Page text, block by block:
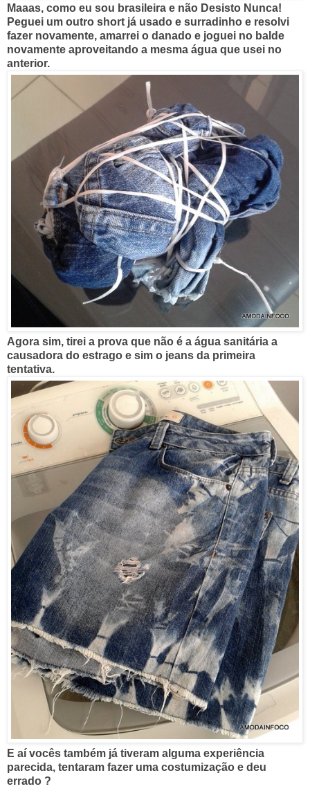
Maaas, como eu sou brasileira e não Desisto Nunca!
Peguei um outro short já usado e surradinho e resolvi
fazer novamente, amarrei o danado e joguei no balde
novamente aproveitando a mesma água que usei no
anterior.
Agora sim, tirei a prova que não é a água sanitária a
causadora do estrago e sim o jeans da primeira
tentativa.
E aí vocês também já tiveram alguma experiência
parecida, tentaram fazer uma costumização e deu
errado ?